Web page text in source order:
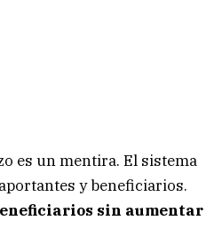
es un mentira. El sistema
y beneficiarios.
sin aumentar